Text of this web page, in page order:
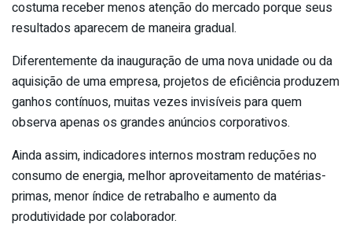
costuma receber menos atenção do mercado porque seus
resultados aparecem de maneira gradual.
Diferentemente da inauguração de uma nova unidade ou da
aquisição de uma empresa, projetos de eficiência produzem
ganhos contínuos, muitas vezes invisíveis para quem
observa apenas os grandes anúncios corporativos.
Ainda assim, indicadores internos mostram reduções no
consumo de energia, melhor aproveitamento de matérias-
primas, menor índice de retrabalho e aumento da
produtividade por colaborador.